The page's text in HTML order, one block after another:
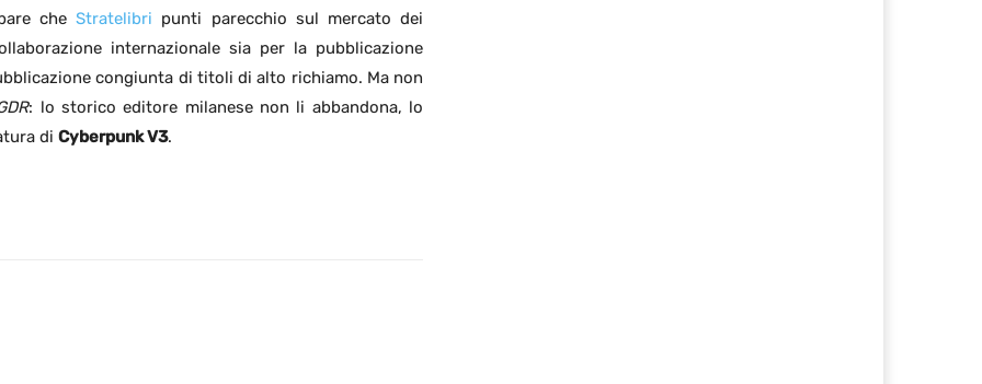
cheStratelibri punti parecchio sul mercato dei
internazionale sia per la pubblicazione
congiunta di titoli di alto richiamo. Ma non
: lo storico editore milanese non li abbandona, lo
di Cyberpunk V3.